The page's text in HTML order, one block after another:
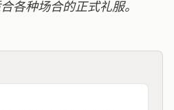
各种场合的正式礼服。